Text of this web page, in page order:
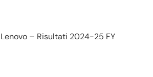
Lenovo – Risultati 2024-25 FY